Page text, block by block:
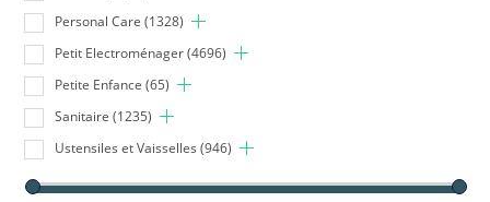
Personal Care (1328)
Petit Electroménager (4696)
Petite Enfance (65)
Sanitaire (1235)
Ustensiles et Vaisselles (946)